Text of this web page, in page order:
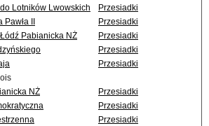
Lotników Lwowskich
Przesiadki
Pawła II
Przesiadki
Łódź Pabianicka NŻ
Przesiadki
Przesiadki
Przesiadki
NŻ
Przesiadki
Przesiadki
Przesiadki